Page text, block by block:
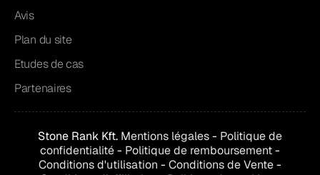
Avis
Plan du site
Etudes de cas
Partenaires
Stone Rank Kft. Mentions légales- Politique de
confidentialité- Politique de remboursement-
Conditions d'utilisation - Conditions deVente-